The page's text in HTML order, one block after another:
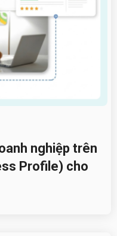
nghiệp trên
Profile) cho